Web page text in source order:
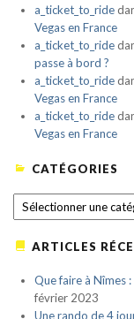
a_ticket_to_ride
Vegas en France
a_ticket_to_ride
passe à bord ?
a_ticket_to_ride
Vegas en France
a_ticket_to_ride
Vegas en France
CATÉGORIES
CATÉGORIES
ARTICLES
Que faire à Nîmes
février 2023
Une rando de 4